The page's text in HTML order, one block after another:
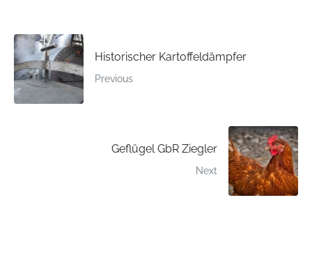
Historischer Kartoffeldämpfer
Previous
Geflügel GbR Ziegler
Next